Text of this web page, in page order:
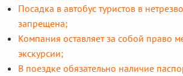
Посадка в автобус туристов в
запрещена;
Компания оставляет за собой право
экскурсии;
В поездке обязательно наличие